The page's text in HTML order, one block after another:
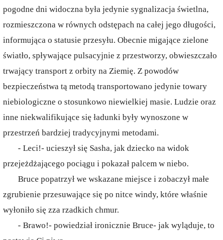
pogodne dni widoczna była jedynie sygnalizacja świetlna,
rozmieszczona w równych odstępach na całej jego długości,
informująca o statusie przesyłu. Obecnie migające zielone
światło, spływające pulsacyjnie z przestworzy, obwieszczało
trwający transport z orbity na Ziemię. Z powodów
bezpieczeństwa tą metodą transportowano jedynie towary
niebiologiczne o stosunkowo niewielkiej masie. Ludzie oraz
inne niekwalifikujące się ładunki były wynoszone w
przestrzeń bardziej tradycyjnymi metodami.
- Leci!- ucieszył się Sasha, jak dziecko na widok
przejeżdżającego pociągu i pokazał palcem w niebo.
Bruce popatrzył we wskazane miejsce i zobaczył małe
zgrubienie przesuwające się po nitce windy, które właśnie
wyłoniło się zza rzadkich chmur.
- Brawo!- powiedział ironicznie Bruce- jak wyląduje, to